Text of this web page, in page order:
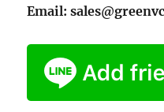
Email: